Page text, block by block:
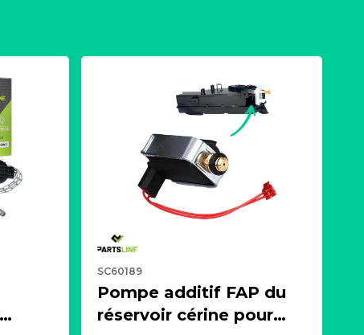
SC60189
Pompe additif FAP du
réservoir cérine pour